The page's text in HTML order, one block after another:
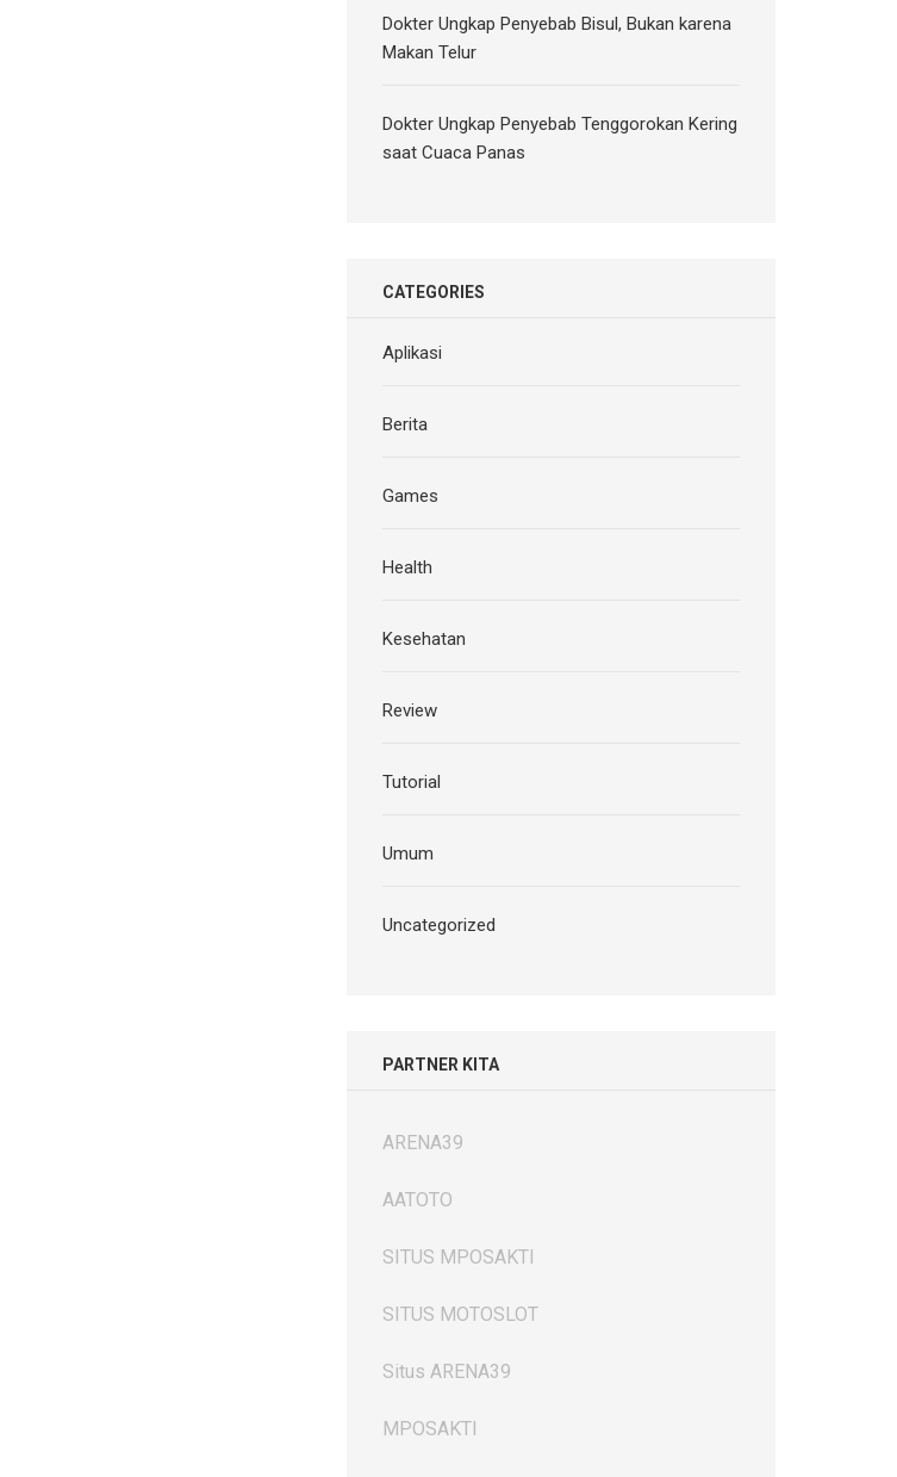
Dokter Ungkap Penyebab Bisul, Bukan karena
Makan Telur
Dokter Ungkap Penyebab Tenggorokan Kering
saat Cuaca Panas
CATEGORIES
Aplikasi
Berita
Games
Health
Kesehatan
Review
Tutorial
Umum
Uncategorized
PARTNER KITA
ARENA39
AATOTO
SITUS MPOSAKTI
SITUS MOTOSLOT
Situs ARENA39
MPOSAKTI